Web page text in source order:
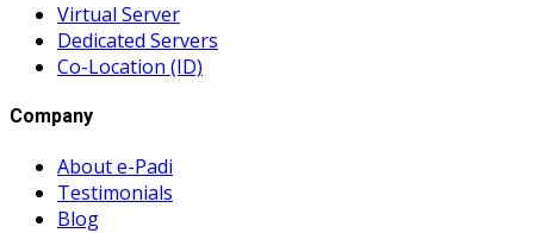
Virtual Server
Dedicated Servers
Co-Location (ID)
Company
About e-Padi
Testimonials
Blog